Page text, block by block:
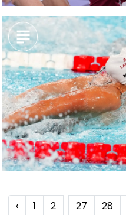
‹ 1 2 27 28